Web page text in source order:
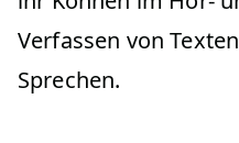
Verfassen von
Sprechen.